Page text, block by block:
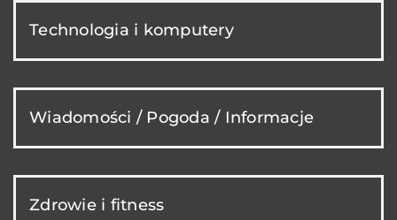
Technologia i komputery
Wiadomości / Pogoda / Informacje
Zdrowie i fitness